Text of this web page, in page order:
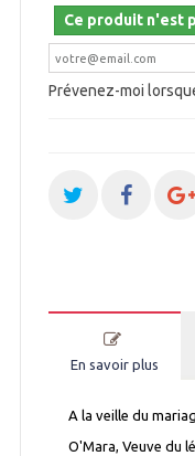
Ce produit n'est
Prévenez-moi
En savoir plus
A la veille du
O'Mara, Veuve du